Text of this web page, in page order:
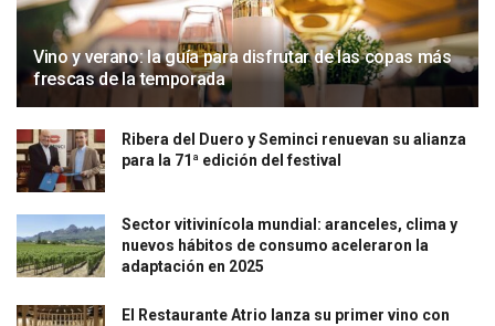
Vino y verano: la guía para disfrutar de las copas más
frescas de la temporada
Ribera del Duero y Seminci renuevan su alianza
para la 71ª edición del festival
Sector vitivinícola mundial: aranceles, clima y
nuevos hábitos de consumo aceleraron la
adaptación en 2025
El Restaurante Atrio lanza su primer vino con